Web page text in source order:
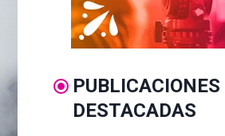
PUBLICACIONES
DESTACADAS